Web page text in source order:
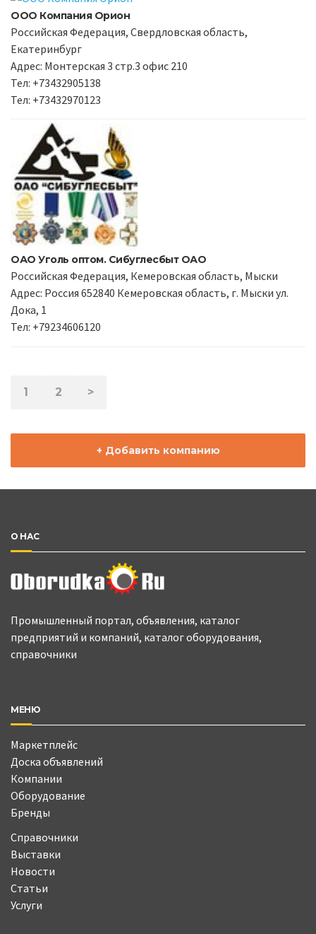
ООО Компания Орион
Российская Федерация, Свердловская область,
Екатеринбург
Адрес: Монтерская 3 стр.3 офис 210
Тел: +73432905138
Тел: +73432970123
ОАО Уголь оптом. Сибуглесбыт ОАО
Российская Федерация, Кемеровская область, Мыски
Адрес: Россия 652840 Кемеровская область, г. Мыски ул.
Дока, 1
Тел: +79234606120
1 2 >
+ Добавить компанию
О НАС
Промышленный портал, объявления, каталог
предприятий и компаний, каталог оборудования,
справочники
МЕНЮ
Маркетплейс
Доска объявлений
Компании
Оборудование
Бренды
Справочники
Выставки
Новости
Статьи
Услуги